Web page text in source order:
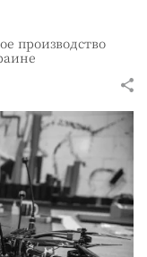
производство